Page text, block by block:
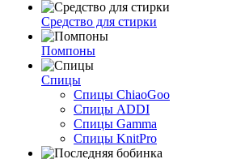
Средство для стирки
Помпоны
Спицы
Спицы ChiaoGoo
Спицы ADDI
Спицы Gamma
Спицы KnitPro